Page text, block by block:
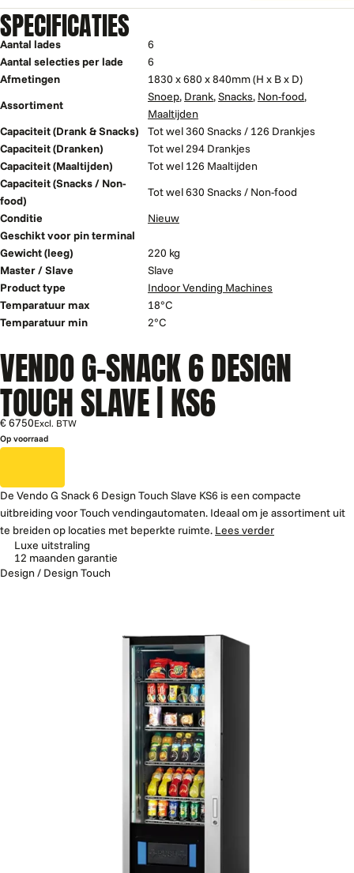
SPECIFICATIES
Aantal lades
6
Aantal selecties per lade
6
Afmetingen
1830 x 680 x 840mm (H x B x D)
Assortiment
Snoep, Drank,Snacks, Non-food,
Maaltijden
Capaciteit (Drank & Snacks)
Tot wel 360 Snacks / 126 Drankjes
Capaciteit (Dranken)
Tot wel 294 Drankjes
Capaciteit (Maaltijden)
Tot wel 126 Maaltijden
Capaciteit (Snacks / Non-
food)
Tot wel 630 Snacks / Non-food
Conditie
Nieuw
Geschikt voor pin terminal
Gewicht (leeg)
220 kg
Master / Slave
Slave
Product type
Indoor Vending Machines
Temparatuur max
18°C
Temparatuur min
2°C
VENDO G-SNACK 6 DESIGN
TOUCH SLAVE | KS6
€ 6750Excl. BTW
Op voorraad
De Vendo G Snack 6 Design Touch Slave KS6 is een compacte
uitbreiding voor Touch vendingautomaten. Ideaal om je assortiment uit
te breiden op locaties met beperkte ruimte. Lees verder
Luxe uitstraling
12 maanden garantie
Design / Design Touch